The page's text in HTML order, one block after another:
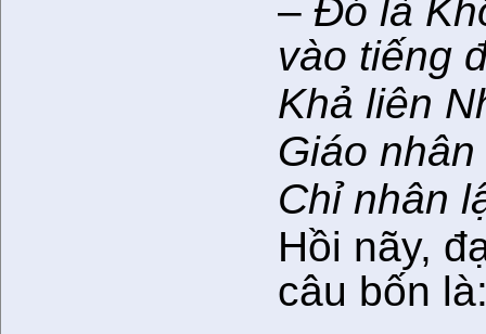
–Đó là
vào tiếng
Khả liên
Giáo
Chỉ nhân
Hồi nãy,
câu bốn